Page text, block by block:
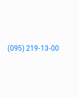
(095) 219-13-00